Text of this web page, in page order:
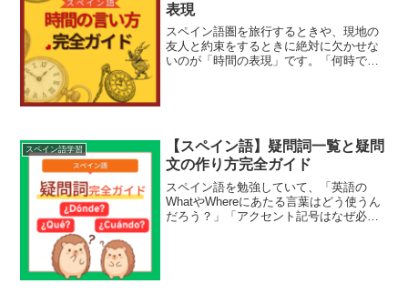
表現
スペイン語圏を旅行するときや、現地の
友人と約束をするときに絶対に欠かせな
いのが「時間の表現」です。「何時です
スペイン語学習
【スペイン語】疑問詞一覧と疑問
文の作り方完全ガイド
スペイン語を勉強していて、「英語の
WhatやWhereにあたる言葉はどう使うん
だろう？」「アクセント記号はなぜ必要